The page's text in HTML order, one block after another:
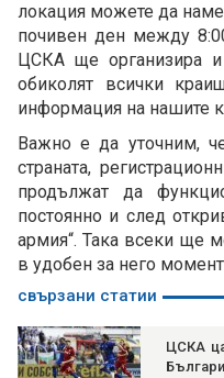
локация можете да
почивен ден между
ЦСКА ще организира
обиколят всички
информация на нашите
Важно е да уточним,
страната,
продължат да
постоянно и след
армия“. Така всеки ще
в удобен за него
свързани статии
ЦСКА